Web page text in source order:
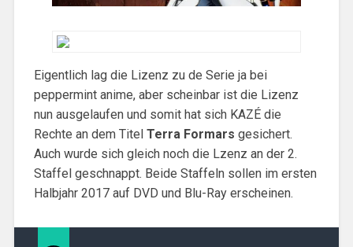
Eigentlich lag die Lizenz zu de Serie ja bei
peppermint anime, aber scheinbar ist die Lizenz
nun ausgelaufen und somit hat sich KAZÉ die
Rechte an dem Titel Terra Formars gesichert.
Auch wurde sich gleich noch die Lzenz an der 2.
Staffel geschnappt. Beide Staffeln sollen im ersten
Halbjahr 2017 auf DVD und Blu-Ray erscheinen.